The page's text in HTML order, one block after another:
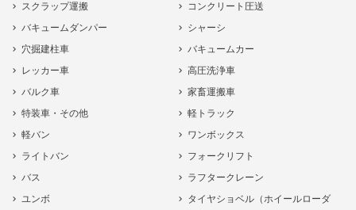
スクラップ運搬
コンクリート圧送
バキュームダンパー
シャーシ
穴掘建柱車
バキュームカー
レッカー車
高圧洗浄車
バルク車
家畜運搬車
特装車・その他
軽トラック
軽バン
ワンボックス
ライトバン
フォークリフト
バス
ラフタークレーン
ユンボ
タイヤショベル（ホイールローダ